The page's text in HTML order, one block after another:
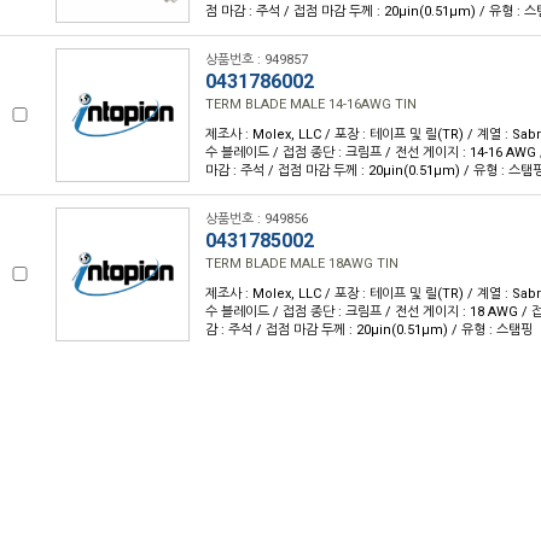
점 마감 : 주석 / 접점 마감 두께 : 20µin(0.51µm) / 유형 : 스
상품번호 : 949857
0431786002
TERM BLADE MALE 14-16AWG TIN
제조사 : Molex, LLC / 포장 : 테이프 및 릴(TR) / 계열 :
수 블레이드 / 접점 종단 : 크림프 / 전선 게이지 : 14-16
마감 : 주석 / 접점 마감 두께 : 20µin(0.51µm) / 유형 : 스탬
상품번호 : 949856
0431785002
TERM BLADE MALE 18AWG TIN
제조사 : Molex, LLC / 포장 : 테이프 및 릴(TR) / 계열 :
수 블레이드 / 접점 종단 : 크림프 / 전선 게이지 : 18 AWG /
감 : 주석 / 접점 마감 두께 : 20µin(0.51µm) / 유형 : 스탬핑